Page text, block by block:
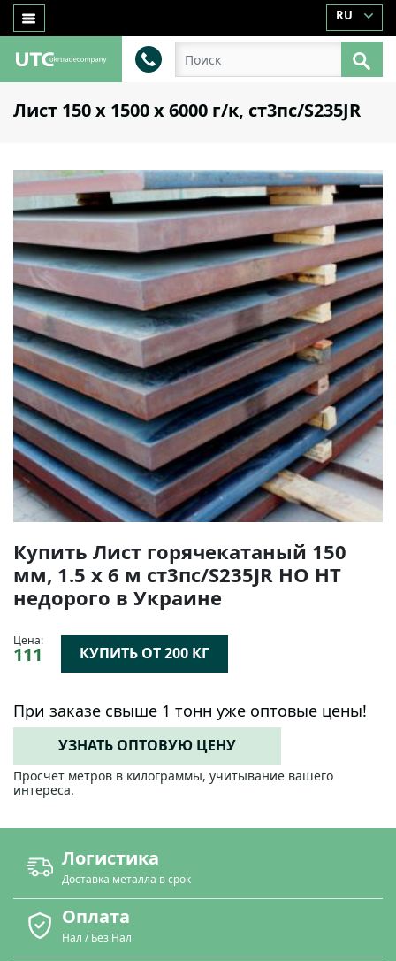
RU
Лист 150 х 1500 х 6000 г/к, ст3пс/S235JR
Купить Лист горячекатаный 150
мм, 1.5 х 6 м ст3пс/S235JR НО НТ
недорого в Украине
Цена:
111 КУПИТЬ ОТ 200 КГ
При заказе свыше 1 тонн уже оптовые цены!
УЗНАТЬ ОПТОВУЮ ЦЕНУ
Просчет метров в килограммы, учитывание вашего
интереса.
Логистика
Доставка металла в срок
Оплата
Нал / Без Нал